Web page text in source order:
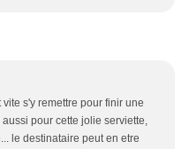
s'y remettre pour finir une
pour cette jolie serviette,
le destinataire peut en etre